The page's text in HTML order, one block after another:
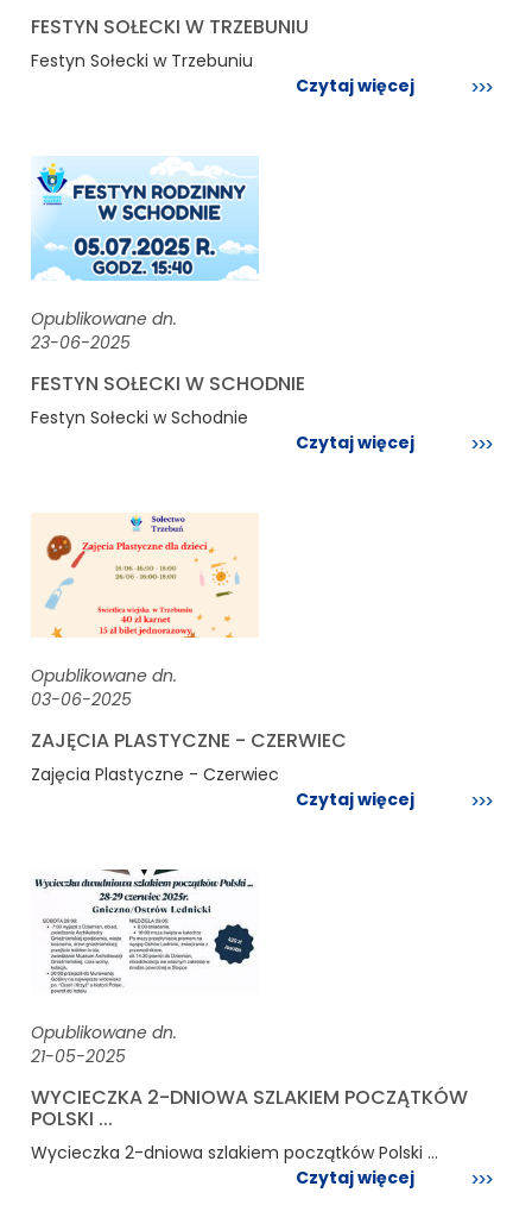
FESTYN SOŁECKI W TRZEBUNIU
Festyn Sołecki w Trzebuniu
Czytaj więcej
Opublikowane dn.
23-06-2025
FESTYN SOŁECKI W SCHODNIE
Festyn Sołecki w Schodnie
Czytaj więcej
Opublikowane dn.
03-06-2025
ZAJĘCIA PLASTYCZNE - CZERWIEC
Zajęcia Plastyczne - Czerwiec
Czytaj więcej
Opublikowane dn.
21-05-2025
WYCIECZKA 2-DNIOWA SZLAKIEM POCZĄTKÓW
POLSKI ...
Wycieczka 2-dniowa szlakiem początków Polski ...
Czytaj więcej